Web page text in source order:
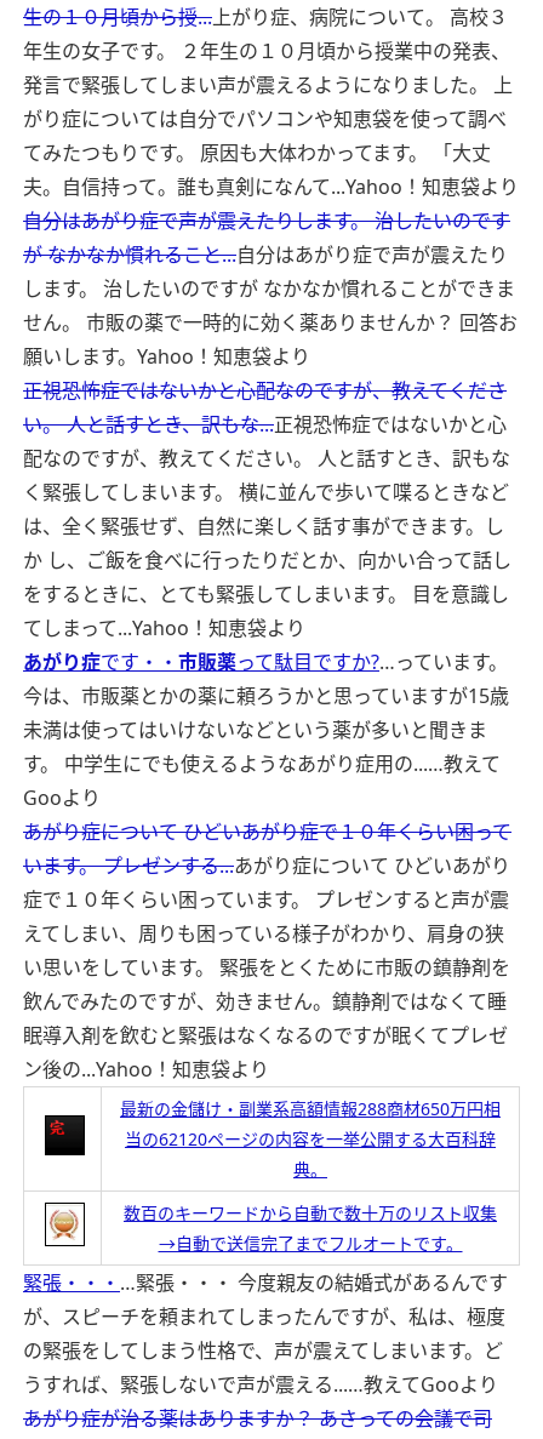
生の１０月頃から授...上がり症、病院について。 高校３
年生の女子です。 ２年生の１０月頃から授業中の発表、
発言で緊張してしまい声が震えるようになりました。 上
がり症については自分でパソコンや知恵袋を使って調べ
てみたつもりです。 原因も大体わかってます。 「大丈
夫。自信持って。誰も真剣になんて...Yahoo！知恵袋より
自分はあがり症で声が震えたりします。 治したいのです
が なかなか慣れること...自分はあがり症で声が震えたり
します。 治したいのですが なかなか慣れることができま
せん。 市販の薬で一時的に効く薬ありませんか？ 回答お
願いします。 Yahoo！知恵袋より
正視恐怖症ではないかと心配なのですが、教えてくださ
い。 人と話すとき、訳もな...正視恐怖症ではないかと心
配なのですが、教えてください。 人と話すとき、訳もな
く緊張してしまいます。 横に並んで歩いて喋るときなど
は、全く緊張せず、自然に楽しく話す事ができます。し
か し、ご飯を食べに行ったりだとか、向かい合って話し
をするときに、とても緊張してしまいます。 目を意識し
てしまって...Yahoo！知恵袋より
あがり症です・・ 市販薬って駄目ですか?…っています。
今は、市販薬とかの薬に頼ろうかと思っていますが15歳
未満は使ってはいけないなどという薬が多いと聞きま
す。 中学生にでも使えるようなあがり症用の...…教えて
Gooより
あがり症について ひどいあがり症で１０年くらい困って
います。 プレゼンする...あがり症について ひどいあがり
症で１０年くらい困っています。 プレゼンすると声が震
えてしまい、周りも困っている様子がわかり、肩身の狭
い思いをしています。 緊張をとくために市販の鎮静剤を
飲んでみたのですが、効きません。鎮静剤ではなくて睡
眠導入剤を飲むと緊張はなくなるのですが眠くてプレゼ
ン後の...Yahoo！知恵袋より
最新の金儲け・副業系高額情報288商材650万円相
当の62120ページの内容を一挙公開する大百科辞
典。
数百のキーワードから自動で数十万のリスト収集
→自動で送信完了までフルオートです。
緊張・・・ …緊張・・・ 今度親友の結婚式があるんです
が、スピーチを頼まれてしまったんですが、私は、極度
の緊張をしてしまう性格で、声が震えてしまいます。ど
うすれば、緊張しないで声が震える...…教えてGooより
あがり症が治る薬はありますか？ あさっての会議で司